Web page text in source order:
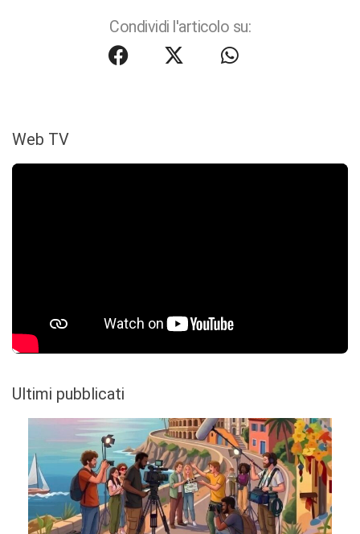
Condividi l'articolo su:
Web TV
Ultimi pubblicati